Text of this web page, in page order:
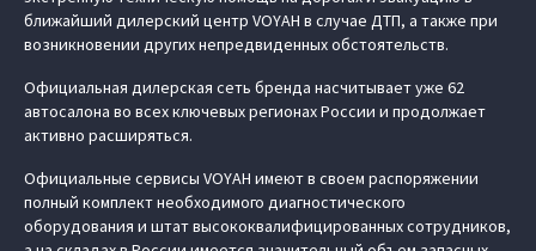
ближайший дилерский центр VOYAH в случае ДТП, а также при
возникновении других непредвиденных обстоятельств.
Официальная дилерская сеть бренда насчитывает уже 62
автосалона во всех ключевых регионах России и продолжает
активно расширяться.
Официальные сервисы VOYAH имеют в своем распоряжении
полный комплект необходимого диагностического
оборудования и штат высококвалифицированных сотрудников,